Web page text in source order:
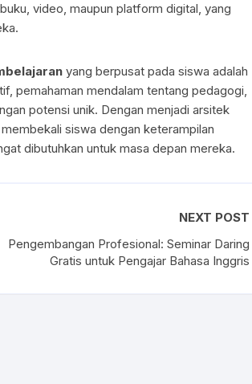
video, maupun platform digital, yang
yang berpusat pada siswa adalah
pemahaman mendalam tentang pedagogi,
potensi unik. Dengan menjadi arsitek
siswa dengan keterampilan
dibutuhkan untuk masa depan mereka.
NEXT POST
Pengembangan Profesional: Seminar Daring
Gratis untuk Pengajar Bahasa Inggris